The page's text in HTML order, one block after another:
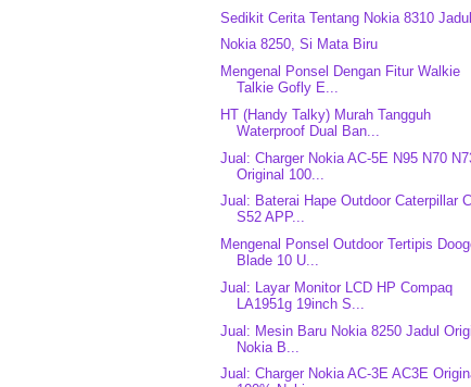
Sedikit Cerita Tentang Nokia 8310 Jadul
Nokia 8250, Si Mata Biru
Mengenal Ponsel Dengan Fitur Walkie
Talkie Gofly E...
HT (Handy Talky) Murah Tangguh
Waterproof Dual Ban...
Jual: Charger Nokia AC-5E N95 N70
Original 100...
Jual: Baterai Hape Outdoor Caterpillar
S52 APP...
Mengenal Ponsel Outdoor Tertipis
Blade 10 U...
Jual: Layar Monitor LCD HP Compaq
LA1951g 19inch S...
Jual: Mesin Baru Nokia 8250 Jadul
Nokia B...
Jual: Charger Nokia AC-3E AC3E